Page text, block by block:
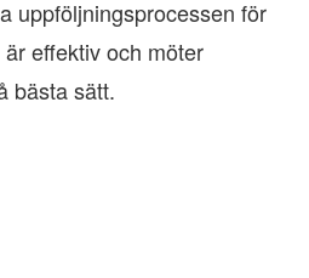
uppföljningsprocessen för
effektiv och möter
bästa sätt.